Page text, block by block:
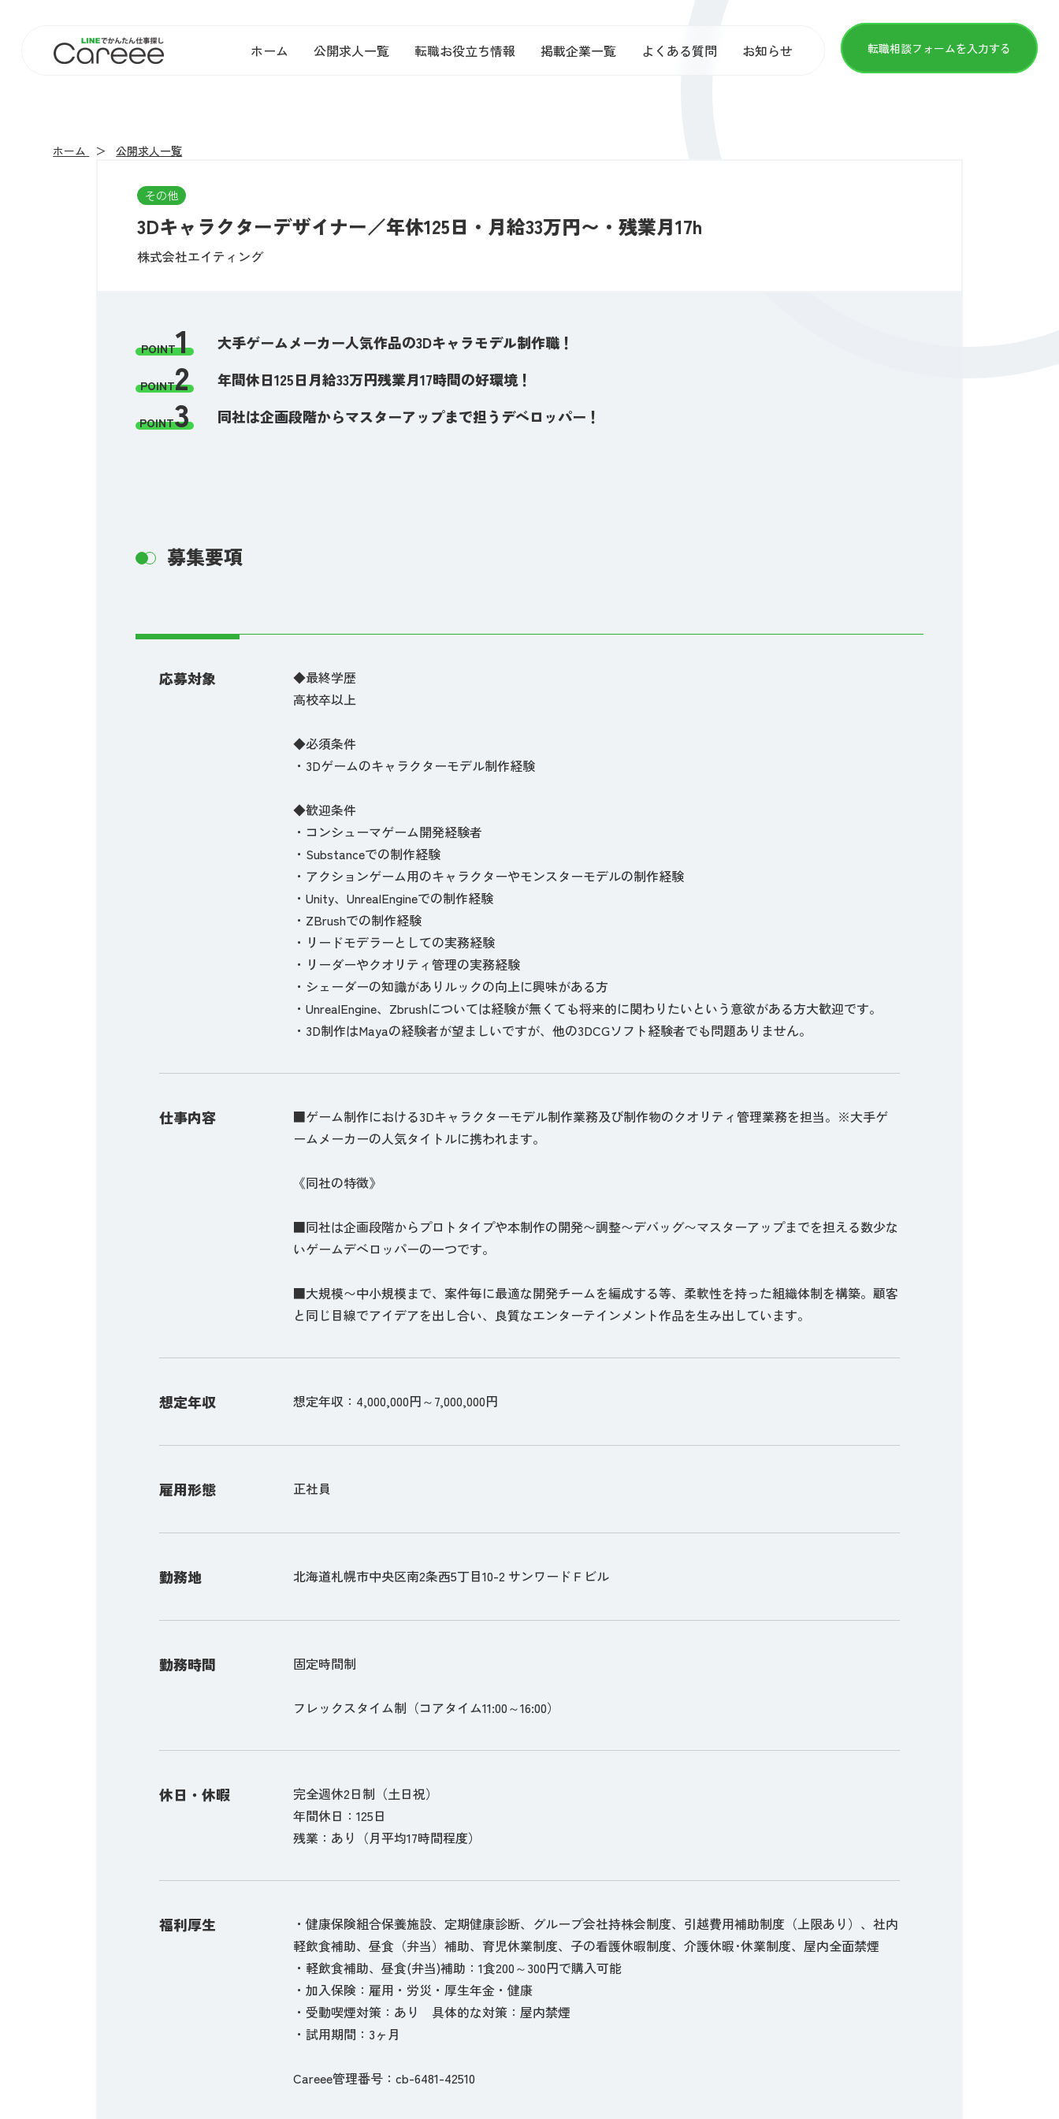
ホーム 公開求人一覧 転職お役立ち情報 掲載企業一覧 よくある質問 お知らせ 転職相談フォームを入力する
ホーム 公開求人一覧
その他
3Dキャラクターデザイナー／年休125日・月給33万円〜・残業月17h
株式会社エイティング
POINT1 大手ゲームメーカー人気作品の3Dキャラモデル制作職！
POINT2 年間休日125日月給33万円残業月17時間の好環境！
POINT3 同社は企画段階からマスターアップまで担うデベロッパー！
募集要項
応募対象
◆最終学歴
高校卒以上
◆必須条件
・3Dゲームのキャラクターモデル制作経験
◆歓迎条件
・コンシューマゲーム開発経験者
・Substanceでの制作経験
・アクションゲーム用のキャラクターやモンスターモデルの制作経験
・Unity、UnrealEngineでの制作経験
・ZBrushでの制作経験
・リードモデラーとしての実務経験
・リーダーやクオリティ管理の実務経験
・シェーダーの知識がありルックの向上に興味がある方
・UnrealEngine、Zbrushについては経験が無くても将来的に関わりたいという意欲がある方大歓迎です。
・3D制作はMayaの経験者が望ましいですが、他の3DCGソフト経験者でも問題ありません。
仕事内容
■ゲーム制作における3Dキャラクターモデル制作業務及び制作物のクオリティ管理業務を担当。※大手ゲ
ームメーカーの人気タイトルに携われます。
《同社の特徴》
■同社は企画段階からプロトタイプや本制作の開発〜調整〜デバッグ〜マスターアップまでを担える数少な
いゲームデベロッパーの一つです。
■大規模〜中小規模まで、案件毎に最適な開発チームを編成する等、柔軟性を持った組織体制を構築。顧客
と同じ目線でアイデアを出し合い、良質なエンターテインメント作品を生み出しています。
想定年収 想定年収：4,000,000円～7,000,000円
雇用形態 正社員
勤務地 北海道札幌市中央区南2条西5丁目10-2 サンワードＦビル
勤務時間 固定時間制
フレックスタイム制（コアタイム11:00～16:00）
休日・休暇
完全週休2日制（土日祝）
年間休日：125日
残業：あり（月平均17時間程度）
福利厚生
・健康保険組合保養施設、定期健康診断、グループ会社持株会制度、引越費用補助制度（上限あり）、社内
軽飲食補助、昼食（弁当）補助、育児休業制度、子の看護休暇制度、介護休暇･休業制度、屋内全面禁煙
・軽飲食補助、昼食(弁当)補助：1食200～300円で購入可能
・加入保険：雇用・労災・厚生年金・健康
・受動喫煙対策：あり 具体的な対策：屋内禁煙
・試用期間：3ヶ月
Careee管理番号：cb-6481-42510